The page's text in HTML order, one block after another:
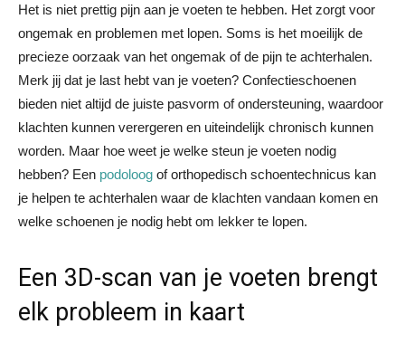
Het is niet prettig pijn aan je voeten te hebben. Het zorgt voor
ongemak en problemen met lopen. Soms is het moeilijk de
precieze oorzaak van het ongemak of de pijn te achterhalen.
Merk jij dat je last hebt van je voeten? Confectieschoenen
bieden niet altijd de juiste pasvorm of ondersteuning, waardoor
klachten kunnen verergeren en uiteindelijk chronisch kunnen
worden. Maar hoe weet je welke steun je voeten nodig
hebben? Een podoloog of orthopedisch schoentechnicus kan
je helpen te achterhalen waar de klachten vandaan komen en
welke schoenen je nodig hebt om lekker te lopen.
Een 3D-scan van je voeten brengt
elk probleem in kaart